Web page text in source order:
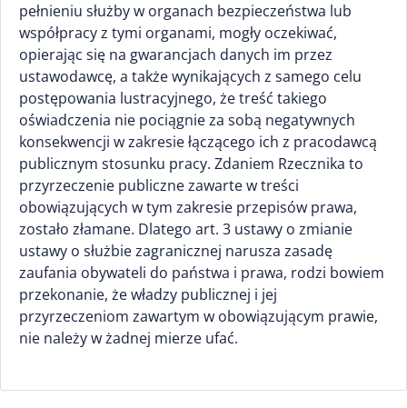
pełnieniu służby w organach bezpieczeństwa lub
współpracy z tymi organami, mogły oczekiwać,
opierając się na gwarancjach danych im przez
ustawodawcę, a także wynikających z samego celu
postępowania lustracyjnego, że treść takiego
oświadczenia nie pociągnie za sobą negatywnych
konsekwencji w zakresie łączącego ich z pracodawcą
publicznym stosunku pracy. Zdaniem Rzecznika to
przyrzeczenie publiczne zawarte w treści
obowiązujących w tym zakresie przepisów prawa,
zostało złamane. Dlatego art. 3 ustawy o zmianie
ustawy o służbie zagranicznej narusza zasadę
zaufania obywateli do państwa i prawa, rodzi bowiem
przekonanie, że władzy publicznej i jej
przyrzeczeniom zawartym w obowiązującym prawie,
nie należy w żadnej mierze ufać.